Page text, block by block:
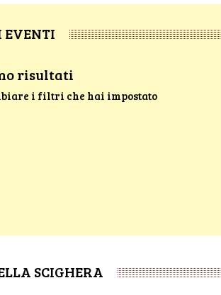
EVENTI
risultati
i filtri che hai impostato
SCIGHERA